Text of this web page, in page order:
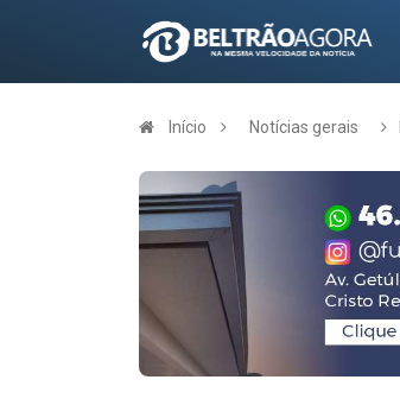
Início Notícias gerais